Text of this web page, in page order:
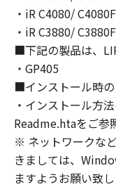
directly or
violation of
regulations, or
approvals.
6. SUPPORT
NEITHER
AFFILIATES,
DEALERS NOR
RESPONSIBLE
HELPING YOU
PROVIDING
・iR C4080/ C4080F
・iR C3880/ C3880F
■下記の製品は、
・GP405
■インストール時
・インストール方
Readme.htaをご参
※ ネットワークな
きましては、
ますようお願い致し